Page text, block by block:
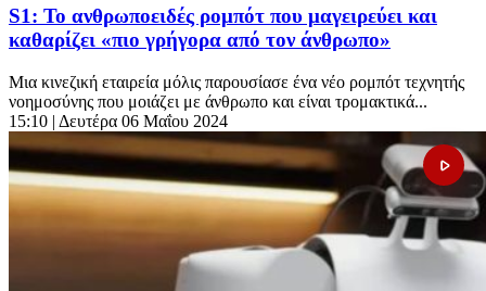
S1: Το ανθρωποειδές ρομπότ που μαγειρεύει και
καθαρίζει «πιο γρήγορα από τον άνθρωπο»
Μια κινεζική εταιρεία μόλις παρουσίασε ένα νέο ρομπότ τεχνητής
νοημοσύνης που μοιάζει με άνθρωπο και είναι τρομακτικά...
15:10 | Δευτέρα 06 Μαΐου 2024